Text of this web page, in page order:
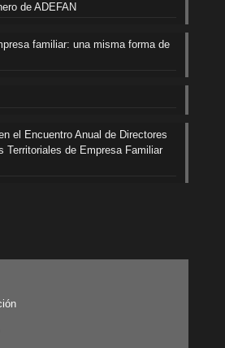
de ADEFAN
familiar: una misma forma de
el Encuentro Anual de Directores
Territoriales de Empresa Familiar